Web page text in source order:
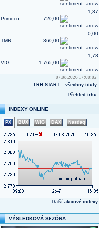
Primoco 720,00
-1,37
TMR 360,00
0,00
VIG 1 765,00
-1,78
07.08.2026 17:00:02
TRH START – všechny tituly
Přehled trhu
INDEXY ONLINE
PX BUX WIG DAX Nasdaq
Další akciové indexy
VÝSLEDKOVÁ SEZÓNA